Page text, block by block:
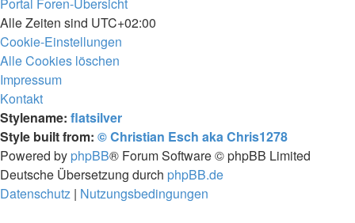
Alle Zeiten sind UTC+02:00
Cookie-Einstellungen
Alle Cookies löschen
Impressum
Kontakt
Stylename: flatsilver
Style built from: © Christian Esch aka Chris1278
Powered by phpBB® Forum Software © phpBB Limited
Deutsche Übersetzung durch phpBB.de
Datenschutz | Nutzungsbedingungen